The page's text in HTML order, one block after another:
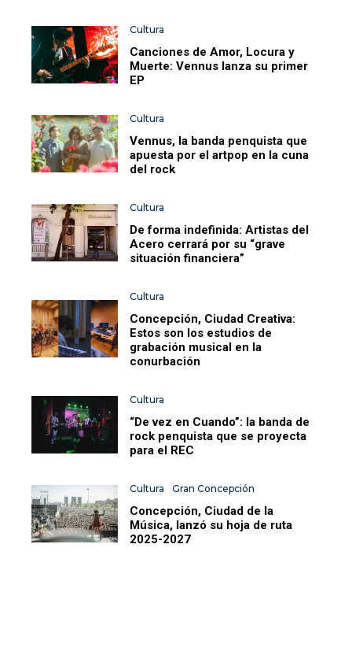
Cultura
Canciones de Amor, Locura y
Muerte: Vennus lanza su primer
EP
Cultura
Vennus, la banda penquista que
apuesta por el artpop en la cuna
del rock
Cultura
De forma indefinida: Artistas del
Acero cerrará por su “grave
situación financiera”
Cultura
Concepción, Ciudad Creativa:
Estos son los estudios de
grabación musical en la
conurbación
Cultura
“De vez en Cuando”: la banda de
rock penquista que se proyecta
para el REC
Cultura Gran Concepción
Concepción, Ciudad de la
Música, lanzó su hoja de ruta
2025-2027